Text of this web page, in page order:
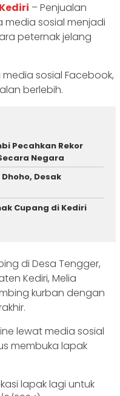
– Penjualan
sosial menjadi
peternak jelang
sosial Facebook,
berlebih.
Pecahkan Rekor
Negara
Desak
Cupang di Kediri
di Desa Tengger,
Kediri, Melia
kurban dengan
lewat media sosial
membuka lapak
lapak lagi untuk